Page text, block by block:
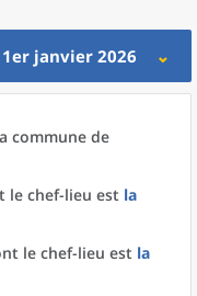
janvier 2026
commune de
le chef-lieu est la
le chef-lieu est la